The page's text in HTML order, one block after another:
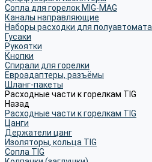
Сопла для горелок MIG-MAG
Каналы направляющие
Наборы расходки для полуавтомата
Гусаки
Рукоятки
Кнопки
Спирали для горелки
Евроадаптеры, разъёмы
Шланг-пакеты
Расходные части к горелкам TIG
Назад
Расходные части к горелкам TIG
Цанги
Держатели цанг
Изоляторы, кольца TIG
Сопла TIG